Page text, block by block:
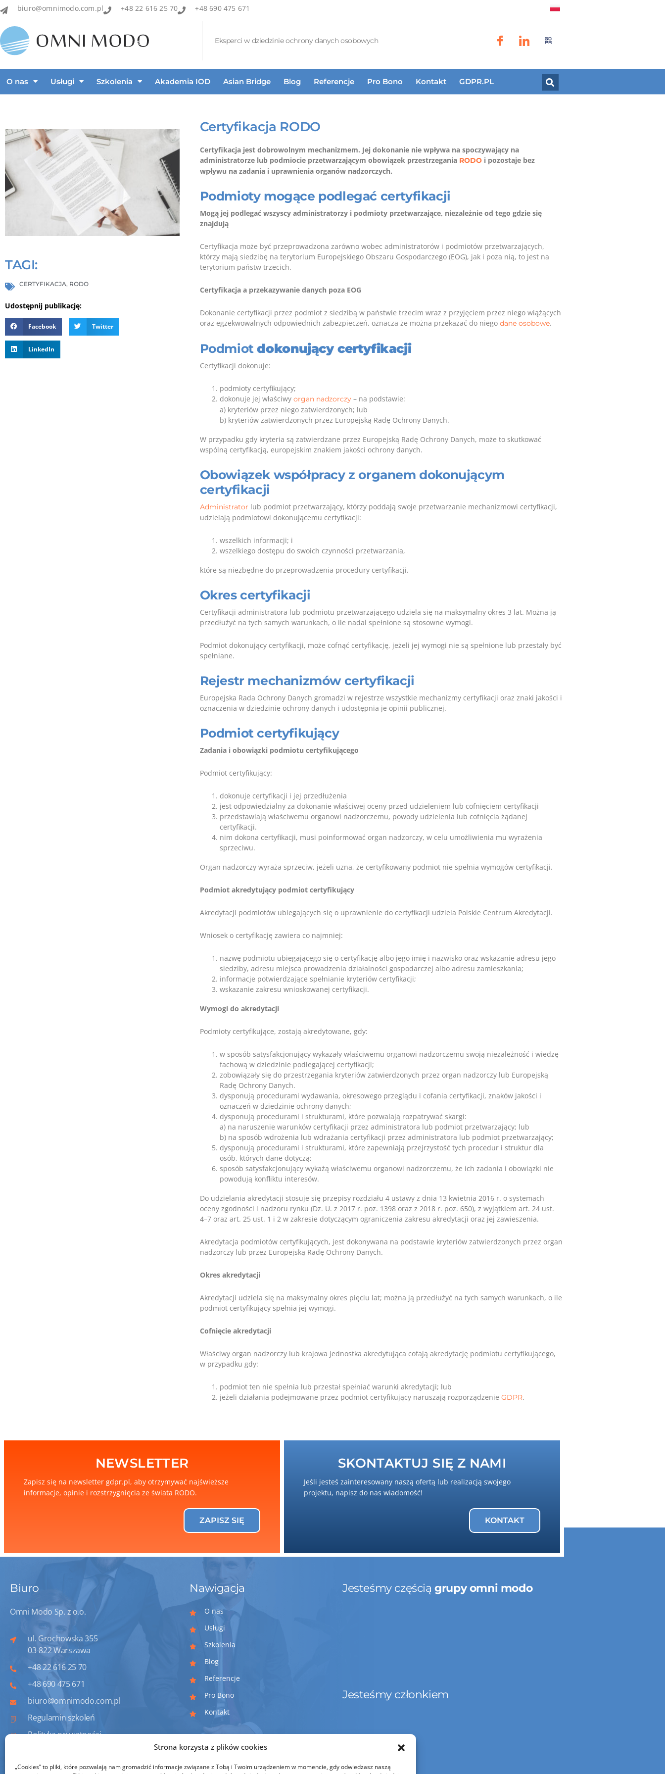
Strona korzysta z plików cookies
„Cookies” to pliki, które pozwalają nam gromadzić informacje związane z Tobą i Twoim urządzeniem w momencie, gdy odwiedzasz naszą
biuro@omnimodo.com.pl +48 22 616 25 70 +48 690 475 671
Eksperci w dziedzinie ochrony danych osobowych
O nas Usługi Szkolenia Akademia IOD Asian Bridge Blog Referencje Pro Bono Kontakt GDPR.PL
TAGI:
CERTYFIKACJA, RODO
Udostępnij publikację:
Facebook Twitter
LinkedIn
Certyfikacja RODO
Certyfikacja jest dobrowolnym mechanizmem. Jej dokonanie nie wpływa na spoczywający na
administratorze lub podmiocie przetwarzającym obowiązek przestrzegania RODOi pozostaje bez
wpływu na zadania i uprawnienia organów nadzorczych.
Podmioty mogące podlegać certyfikacji
Mogą jej podlegać wszyscy administratorzy i podmioty przetwarzające, niezależnie od tego gdzie się
znajdują
Certyfikacja może być przeprowadzona zarówno wobec administratorów i podmiotów przetwarzających,
którzy mają siedzibę na terytorium Europejskiego Obszaru Gospodarczego (EOG), jak i poza nią, to jest na
terytorium państw trzecich.
Certyfikacja a przekazywanie danych poza EOG
Dokonanie certyfikacji przez podmiot z siedzibą w państwie trzecim wraz z przyjęciem przez niego wiążących
oraz egzekwowalnych odpowiednich zabezpieczeń, oznacza że można przekazać do niego dane osobowe.
Podmiotdokonujący certyfikacji
Certyfikacji dokonuje:
podmioty certyfikujący;
dokonuje jej właściwy organ nadzorczy– na podstawie:
a) kryteriów przez niego zatwierdzonych; lub
b) kryteriów zatwierdzonych przez Europejską Radę Ochrony Danych.
W przypadku gdy kryteria są zatwierdzane przez Europejską Radę Ochrony Danych, może to skutkować
wspólną certyfikacją, europejskim znakiem jakości ochrony danych.
Obowiązek współpracy z organem dokonującym
certyfikacji
Administrator lub podmiot przetwarzający, którzy poddają swoje przetwarzanie mechanizmowi certyfikacji,
udzielają podmiotowi dokonującemu certyfikacji:
wszelkich informacji; i
wszelkiego dostępu do swoich czynności przetwarzania,
które są niezbędne do przeprowadzenia procedury certyfikacji.
Okres certyfikacji
Certyfikacji administratora lub podmiotu przetwarzającego udziela się na maksymalny okres 3 lat. Można ją
przedłużyć na tych samych warunkach, o ile nadal spełnione są stosowne wymogi.
Podmiot dokonujący certyfikacji, może cofnąć certyfikację, jeżeli jej wymogi nie są spełnione lub przestały być
spełniane.
Rejestr mechanizmów certyfikacji
Europejska Rada Ochrony Danych gromadzi w rejestrze wszystkie mechanizmy certyfikacji oraz znaki jakości i
oznaczenia w dziedzinie ochrony danych i udostępnia je opinii publicznej.
Podmiot certyfikujący
Zadania i obowiązki podmiotu certyfikującego
Podmiot certyfikujący:
dokonuje certyfikacji i jej przedłużenia
jest odpowiedzialny za dokonanie właściwej oceny przed udzieleniem lub cofnięciem certyfikacji
przedstawiają właściwemu organowi nadzorczemu, powody udzielenia lub cofnięcia żądanej
certyfikacji.
nim dokona certyfikacji, musi poinformować organ nadzorczy, w celu umożliwienia mu wyrażenia
sprzeciwu.
Organ nadzorczy wyraża sprzeciw, jeżeli uzna, że certyfikowany podmiot nie spełnia wymogów certyfikacji.
Podmiot akredytujący podmiot certyfikujący
Akredytacji podmiotów ubiegających się o uprawnienie do certyfikacji udziela Polskie Centrum Akredytacji.
Wniosek o certyfikację zawiera co najmniej:
nazwę podmiotu ubiegającego się o certyfikację albo jego imię i nazwisko oraz wskazanie adresu jego
siedziby, adresu miejsca prowadzenia działalności gospodarczej albo adresu zamieszkania;
informacje potwierdzające spełnianie kryteriów certyfikacji;
wskazanie zakresu wnioskowanej certyfikacji.
Wymogi do akredytacji
Podmioty certyfikujące, zostają akredytowane, gdy:
w sposób satysfakcjonujący wykazały właściwemu organowi nadzorczemu swoją niezależność i wiedzę
fachową w dziedzinie podlegającej certyfikacji;
zobowiązały się do przestrzegania kryteriów zatwierdzonych przez organ nadzorczy lub Europejską
Radę Ochrony Danych.
dysponują procedurami wydawania, okresowego przeglądu i cofania certyfikacji, znaków jakości i
oznaczeń w dziedzinie ochrony danych;
dysponują procedurami i strukturami, które pozwalają rozpatrywać skargi:
a) na naruszenie warunków certyfikacji przez administratora lub podmiot przetwarzający; lub
b) na sposób wdrożenia lub wdrażania certyfikacji przez administratora lub podmiot przetwarzający;
dysponują procedurami i strukturami, które zapewniają przejrzystość tych procedur i struktur dla
osób, których dane dotyczą;
sposób satysfakcjonujący wykażą właściwemu organowi nadzorczemu, że ich zadania i obowiązki nie
powodują konfliktu interesów.
Do udzielania akredytacji stosuje się przepisy rozdziału 4 ustawy z dnia 13 kwietnia 2016 r. o systemach
oceny zgodności i nadzoru rynku (Dz. U. z 2017 r. poz. 1398 oraz z 2018 r. poz. 650), z wyjątkiem art. 24 ust.
4–7 oraz art. 25 ust. 1 i 2 w zakresie dotyczącym ograniczenia zakresu akredytacji oraz jej zawieszenia.
Akredytacja podmiotów certyfikujących, jest dokonywana na podstawie kryteriów zatwierdzonych przez organ
nadzorczy lub przez Europejską Radę Ochrony Danych.
Okres akredytacji
Akredytacji udziela się na maksymalny okres pięciu lat; można ją przedłużyć na tych samych warunkach, o ile
podmiot certyfikujący spełnia jej wymogi.
Cofnięcie akredytacji
Właściwy organ nadzorczy lub krajowa jednostka akredytująca cofają akredytację podmiotu certyfikującego,
w przypadku gdy:
podmiot ten nie spełnia lub przestał spełniać warunki akredytacji; lub
jeżeli działania podejmowane przez podmiot certyfikujący naruszają rozporządzenie GDPR.
NEWSLETTER
Zapisz się na newsletter gdpr.pl, aby otrzymywać najświeższe
informacje, opinie i rozstrzygnięcia ze świata RODO.
ZAPISZ SIĘ
SKONTAKTUJ SIĘ Z NAMI
Jeśli jesteś zainteresowany naszą ofertą lub realizacją swojego
projektu, napisz do nas wiadomość!
KONTAKT
Biuro
Omni Modo Sp. z o.o.
ul. Grochowska 355
03-822 Warszawa
+48 22 616 25 70
+48 690 475 671
biuro@omnimodo.com.pl
Regulamin szkoleń
Polityka prywatności
Nawigacja
O nas
Usługi
Szkolenia
Blog
Referencje
Pro Bono
Kontakt
Jesteśmy częściągrupy omni modo
Jesteśmy członkiem